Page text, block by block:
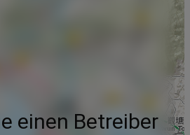
einen Betreiber